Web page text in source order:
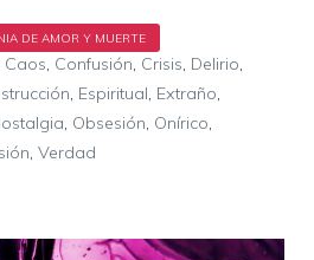
Caos, Confusión, Crisis, Delirio,
, Espiritual, Extraño,
, Obsesión, Onírico,
, Verdad